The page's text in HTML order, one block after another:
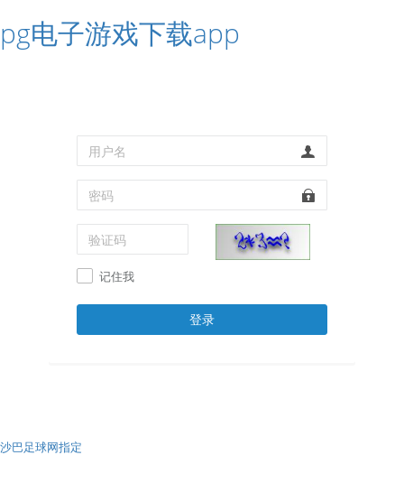
pg电子游戏下载app
记住我
登录
沙巴足球网指定